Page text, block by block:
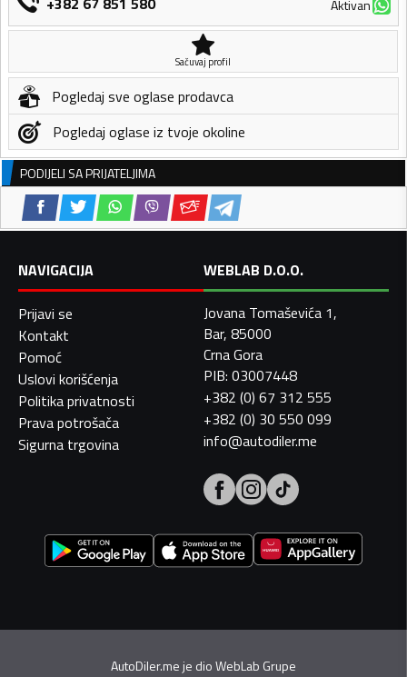
Aktivan
Sačuvaj profil
Pogledaj sve oglase prodavca
Pogledaj oglase iz tvoje okoline
PODIJELI SA PRIJATELJIMA
NAVIGACIJA
Prijavi se
Kontakt
Pomoć
Uslovi korišćenja
Politika privatnosti
Prava potrošača
Sigurna trgovina
WEBLAB D.O.O.
Jovana Tomaševića 1,
Bar, 85000
Crna Gora
PIB: 03007448
+382 (0) 67 312 555
+382 (0) 30 550 099
info@autodiler.me
AutoDiler.me je dioWebLab Grupe